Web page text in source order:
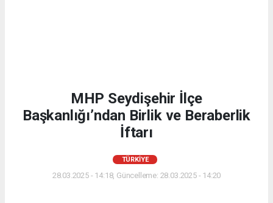
MHP Seydişehir İlçe
Başkanlığı’ndan Birlik ve Beraberlik
İftarı
TÜRKIYE
28.03.2025 - 14:18, Güncelleme: 28.03.2025 - 14:20